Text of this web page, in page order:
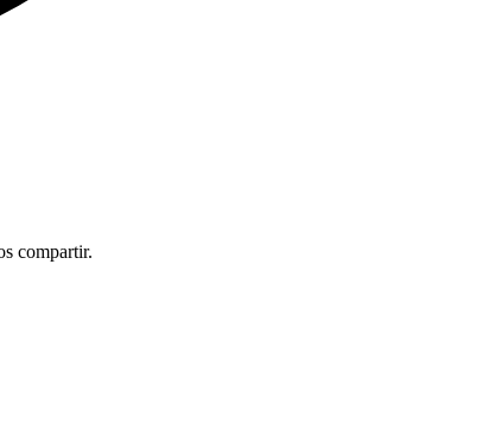
compartir.